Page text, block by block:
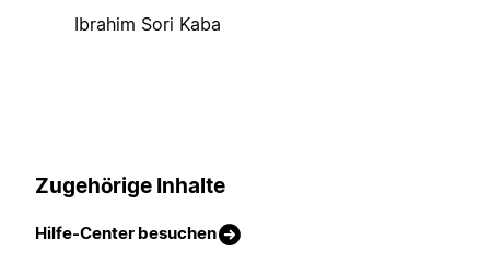
Ibrahim Sori Kaba
Zugehörige Inhalte
Hilfe-Center besuchen